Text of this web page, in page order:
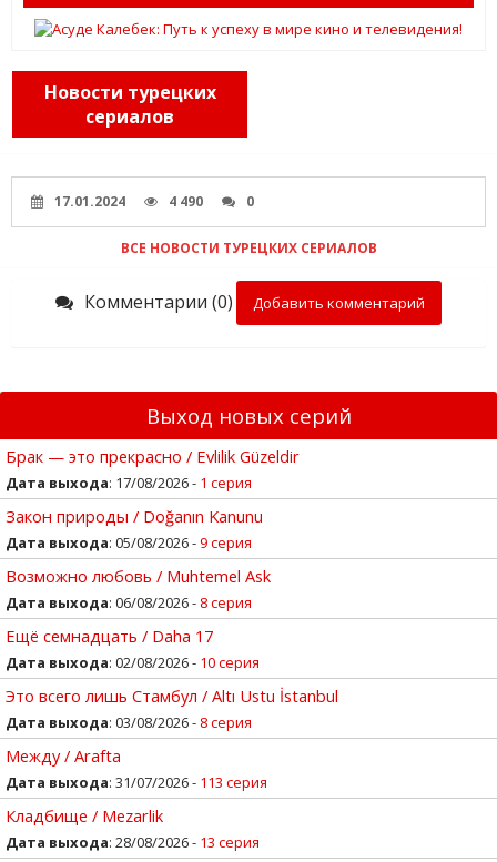
Новости турецких
сериалов
17.01.2024 4 490 0
ВСЕ НОВОСТИ ТУРЕЦКИХ СЕРИАЛОВ
Комментарии (0) Добавить комментарий
Выход новых серий
Брак — это прекрасно / Evlilik Güzeldir
Дата выхода: 17/08/2026 - 1 серия
Закон природы / Doğanın Kanunu
Дата выхода: 05/08/2026 -9 серия
Возможно любовь / Muhtemel Ask
Дата выхода: 06/08/2026 - 8 серия
Ещё семнадцать / Daha 17
Дата выхода: 02/08/2026 - 10 серия
Это всего лишь Стамбул / Altı Ustu İstanbul
Дата выхода: 03/08/2026 - 8 серия
Между / Arafta
Дата выхода: 31/07/2026 - 113 серия
Кладбище / Mezarlik
Дата выхода: 28/08/2026 - 13 серия